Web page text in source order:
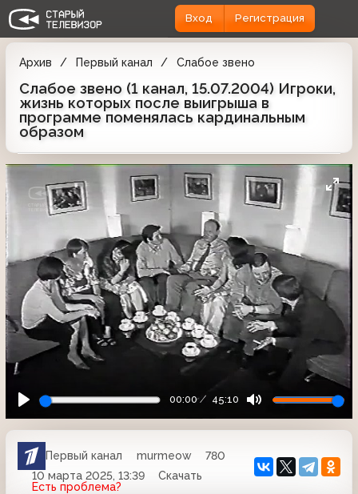
Вход Регистрация
Архив Первый канал Слабое звено
Слабое звено (1 канал, 15.07.2004) Игроки,
жизнь которых после выигрыша в
программе поменялась кардинальным
образом
00:00 45:10
Первый канал murmeow
780
10 марта 2025, 13:39
Скачать
Есть проблема?